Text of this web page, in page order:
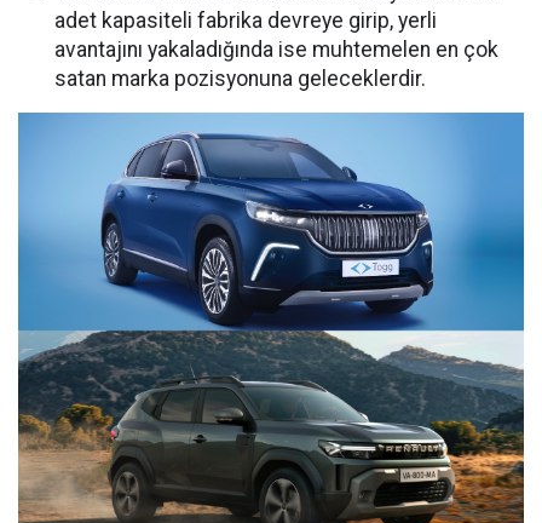
adet kapasiteli fabrika devreye girip, yerli
avantajını yakaladığında ise muhtemelen en çok
satan marka pozisyonuna geleceklerdir.